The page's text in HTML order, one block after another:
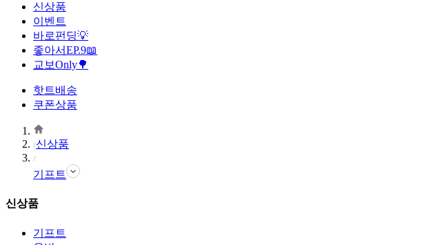
신상품
이벤트
바로펀딩💡
좋아서EP.9📖
교보Only🌳
핫트배송
쿠폰상품
신상품
기프트
신상품
기프트